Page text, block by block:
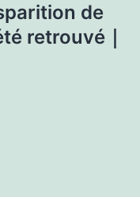
de
retrouvé｜